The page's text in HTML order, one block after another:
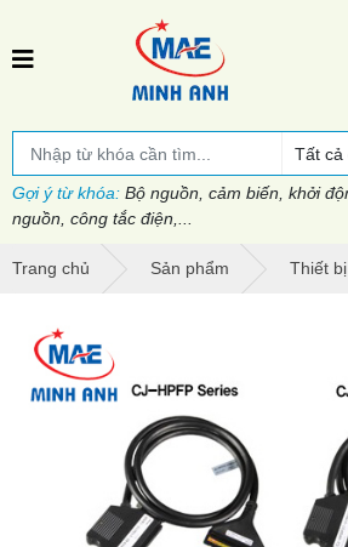
Tất cả
Gợi ý từ khóa: Bộ nguồn, cảm biến, khởi
nguồn, công tắc điện,...
Trang chủ Sản phẩm Thiết